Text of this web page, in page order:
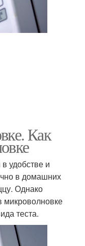
Как
удобстве и
в домашних
Однако
микроволновке
теста.